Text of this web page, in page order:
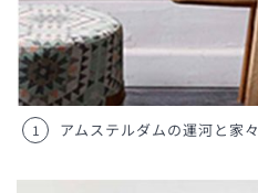
1 アムステルダムの運河と家々